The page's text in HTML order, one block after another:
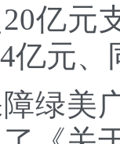
亿元
亿元
美广